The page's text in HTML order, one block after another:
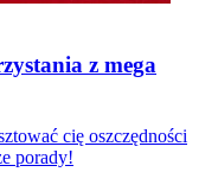
z mega
cię oszczędności
porady!